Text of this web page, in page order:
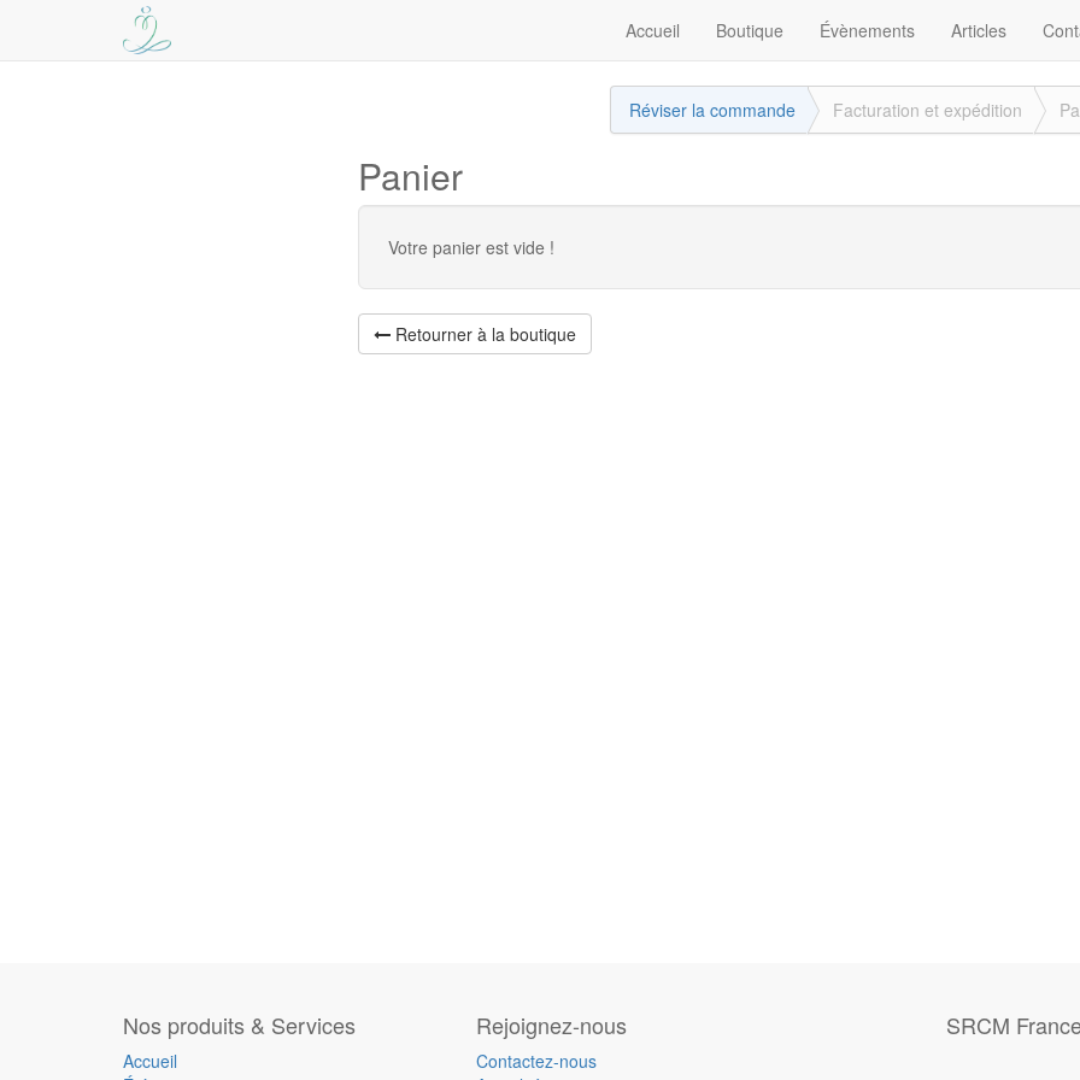
Accueil Boutique Évènements Articles
Réviser la commande Facturation et expédition
Panier
Votre panier est vide !
Retourner à la boutique
Nos produits & Services
Accueil
Rejoignez-nous
Contactez-nous
SRCM